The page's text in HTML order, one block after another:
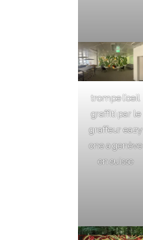
trompe l’oeil
graffiti par le
graffeur eazy
one a genève
en suisse